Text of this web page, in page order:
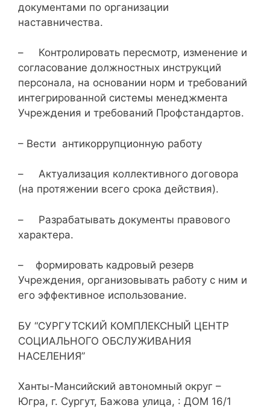
документами по организации
наставничества.
– Контролировать пересмотр, изменение и
согласование должностных инструкций
персонала, на основании норм и требований
интегрированной системы менеджмента
Учреждения и требований Профстандартов.
– Вести антикоррупционную работу
– Актуализация коллективного договора
(на протяжении всего срока действия).
– Разрабатывать документы правового
характера.
– формировать кадровый резерв
Учреждения, организовывать работу с ним и
его эффективное использование.
БУ “СУРГУТСКИЙ КОМПЛЕКСНЫЙ ЦЕНТР
СОЦИАЛЬНОГО ОБСЛУЖИВАНИЯ
НАСЕЛЕНИЯ”
Ханты-Мансийский автономный округ –
Югра, г. Сургут, Бажова улица, : ДОМ 16/1